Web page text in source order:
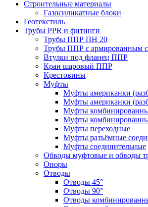
Строительные материалы
Газосиликатные блоки
Геотекстиль
Трубы PPR и фитинги
Трубы ППР ПН 20
Трубы ППР с армированным
Втулки под фланец ППР
Кран шаровый ППР
Крестовины
Муфты
Муфты американки
Муфты американки
Муфты
Муфты
Муфты переходные
Муфты разъёмные
Муфты соединительные
Обводы муфтовые и обводы
Опоры
Отводы
Отводы 45°
Отводы 90°
Отводы